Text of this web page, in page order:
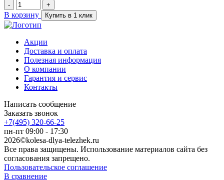
- +
В корзину Купить в 1 клик
Акции
Доставка и оплата
Полезная информация
О компании
Гарантия и сервис
Контакты
Написать сообщение
Заказать звонок
+7(495) 320-66-25
пн-пт 09:00 - 17:30
2026©kolesa-dlya-telezhek.ru
Все права защищены. Использование материалов сайта без
согласования запрещено.
Пользовательское соглашение
В сравнение